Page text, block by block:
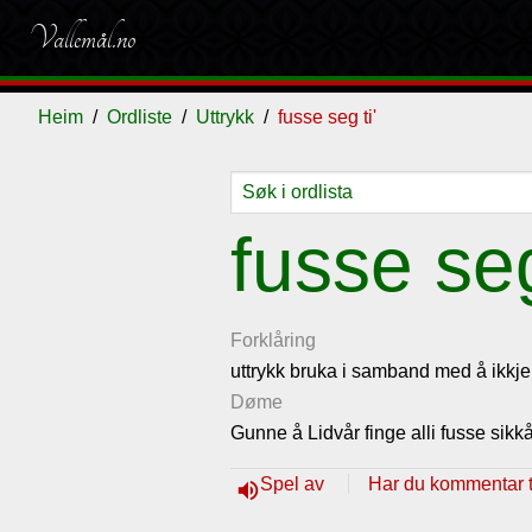
Vallemål.no
Heim Ordliste Uttrykk fusse seg ti'
fusse
Forklåring
uttrykk bruka i samband med å
Døme
Gunne å Lidvår finge alli fusse
volume_upSpel av Har du kommentar